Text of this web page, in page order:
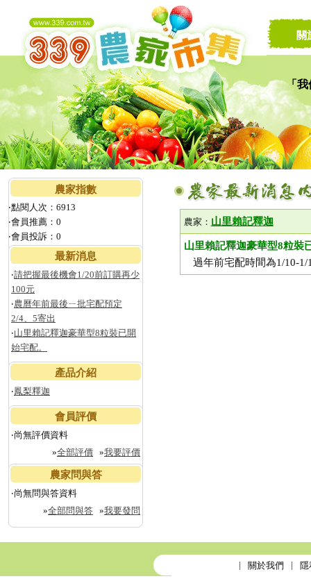
「我
讓
關
農家指數
‧點閱人次：6913
‧會員推薦：0
‧會員投訴：0
最新消息
‧請把握最後機會1/20前訂購再少
100元
‧農曆年前最後ㄧ批宅配預定
2/4、5寄出
‧山里賴記釋迦豪華型8粒裝已開
始宅配。
產品介紹
‧鳳梨釋迦
會員評價
‧尚無評價資料
»全部評價 »我要評價
農家問與答
‧尚無問與答資料
»全部問與答 »我要發問
農家： 山里賴記釋迦
山里賴記釋迦豪華型8粒裝
過年前宅配時間為1/10-
關於我們